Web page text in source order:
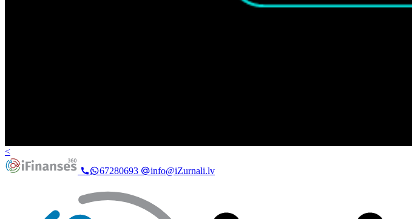
<
67280693
info@iZurnali.lv